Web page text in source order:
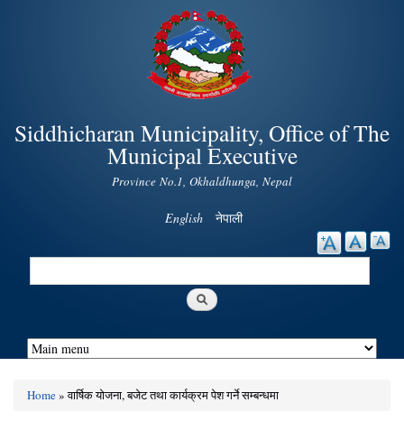
Skip to
main
content
Siddhicharan Municipality, Office of The
Municipal Executive
Province No.1, Okhaldhunga, Nepal
English नेपाली
Search
Home» वार्षिक योजना, बजेट तथा कार्यक्रम पेश गर्ने सम्बन्धमा